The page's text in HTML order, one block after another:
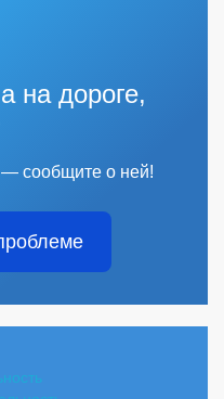
на дороге,
— сообщите о ней!